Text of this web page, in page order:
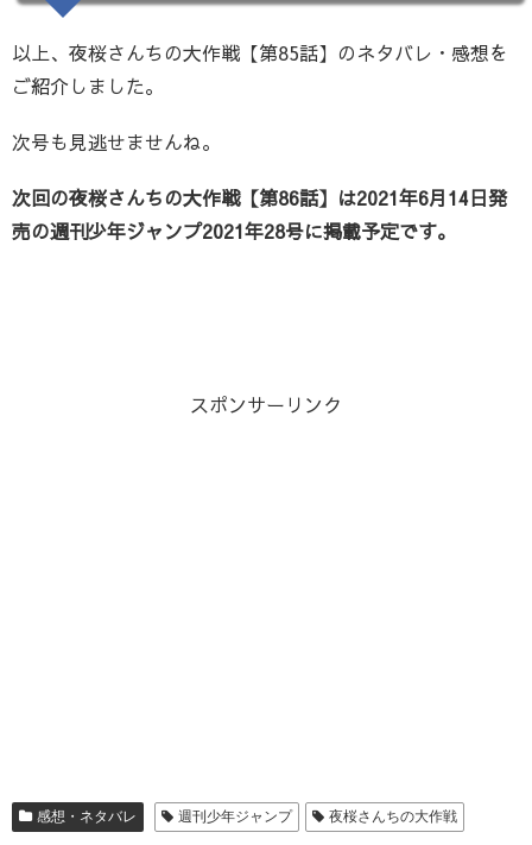
以上、夜桜さんちの大作戦【第85話】のネタバレ・感想を
ご紹介しました。
次号も見逃せませんね。
次回の夜桜さんちの大作戦【第86話】は2021年6月14日発
売の週刊少年ジャンプ2021年28号に掲載予定です。
スポンサーリンク
感想・ネタバレ 週刊少年ジャンプ 夜桜さんちの大作戦